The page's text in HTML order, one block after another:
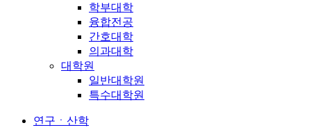
학부대학
융합전공
간호대학
의과대학
대학원
일반대학원
특수대학원
연구ㆍ산학